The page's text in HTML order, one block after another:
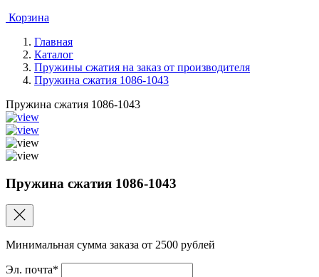
Корзина
Главная
Каталог
Пружины сжатия на заказ от производителя
Пружина сжатия 1086-1043
Пружина сжатия 1086-1043
Пружина сжатия 1086-1043
Минимальная сумма заказа от 2500 рублей
Эл. почта*